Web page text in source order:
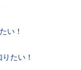
い！
たい！